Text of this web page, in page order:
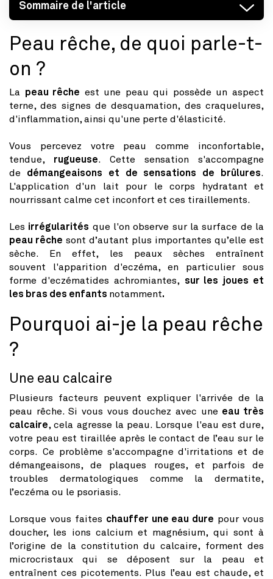
Sommaire de l'article
Peau rêche, de quoi parle-t-
on ?
La peau rêche est une peau qui possède un aspect
terne, des signes de desquamation, des craquelures,
d'inflammation, ainsi qu'une perte d'élasticité.
Vous percevez votre peau comme inconfortable,
tendue, rugueuse. Cette sensation s'accompagne
de démangeaisons et de sensations de brûlures.
L'application d'un lait pour le corps hydratant et
nourrissant calme cet inconfort et ces tiraillements.
Les irrégularités que l'on observe sur la surface de la
peau rêche sont d’autant plus importantes qu’elle est
sèche. En effet, les peaux sèches entraînent
souvent l'apparition d'eczéma, en particulier sous
forme d'eczématides achromiantes, sur les joues et
les bras des enfants notamment.
Pourquoi ai-je la peau rêche
?
Une eau calcaire
Plusieurs facteurs peuvent expliquer l'arrivée de la
peau rêche. Si vous vous douchez avec une eau très
calcaire, cela agresse la peau. Lorsque l'eau est dure,
votre peau est tiraillée après le contact de l’eau sur le
corps. Ce problème s'accompagne d'irritations et de
démangeaisons, de plaques rouges, et parfois de
troubles dermatologiques comme la dermatite,
l’eczéma ou le psoriasis.
Lorsque vous faites chauffer une eau dure pour vous
doucher, les ions calcium et magnésium, qui sont à
l’origine de la constitution du calcaire, forment des
microcristaux qui se déposent sur la peau et
entraînent ces picotements. Plus l’eau est chaude, et